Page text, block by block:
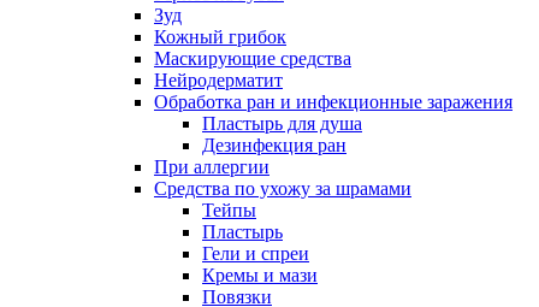
Зуд
Кожный грибок
Маскирующие средства
Нейродерматит
Обработка ран и инфекционные заражения
Пластырь для душа
Дезинфекция ран
При аллергии
Средства по ухожу за шрамами
Тейпы
Пластырь
Гели и спреи
Кремы и мази
Повязки